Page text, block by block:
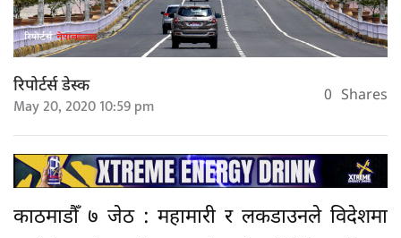
रिपोर्टर्स डेस्क
May 20, 2020 10:59 pm 0 Shares
काठमाडौँ ७ जेठ : महामारी र लकडाउनले विदेशमा